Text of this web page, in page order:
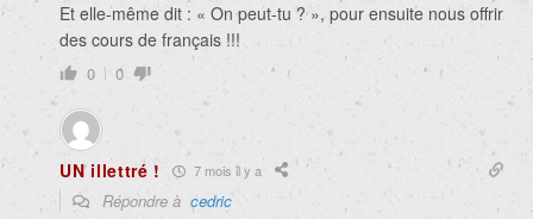
Et elle-même dit : « On peut-tu ? », pour ensuite nous offrir
des cours de français !!!
0 0
UN illettré ! 7 mois il y a
Répondre à cedric